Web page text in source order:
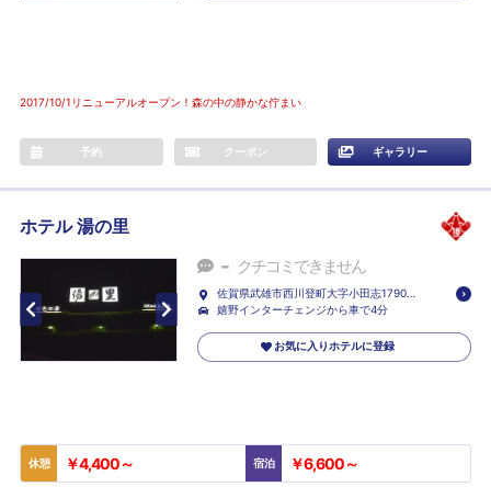
2017/10/1リニューアルオープン！森の中の静かな佇まい
予約 クーポン ギャラリー
ホテル 湯の里
- クチコミできません
佐賀県武雄市西川登町大字小田志17902-
1
嬉野インターチェンジから車で4分
お気に入りホテルに登録
休憩 ￥4,400～ 宿泊 ￥6,600～